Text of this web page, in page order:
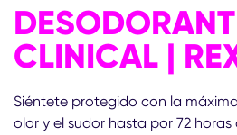
CLINICAL |
Siéntete protegido con la
olor y el sudor hasta por 72 horas